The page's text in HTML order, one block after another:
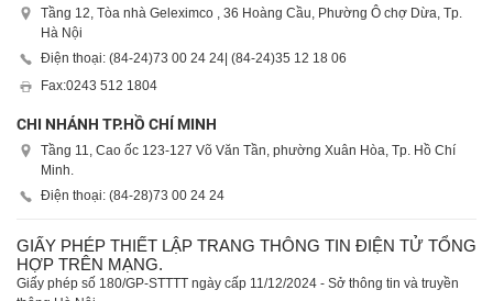
Tầng 12, Tòa nhà Geleximco , 36 Hoàng Cầu, Phường Ô chợ Dừa, Tp.
Hà Nội
Điện thoại: (84-24)73 00 24 24| (84-24)35 12 18 06
Fax:0243 512 1804
CHI NHÁNH TP.HỒ CHÍ MINH
Tầng 11, Cao ốc 123-127 Võ Văn Tần, phường Xuân Hòa, Tp. Hồ Chí
Minh.
Điện thoại: (84-28)73 00 24 24
GIẤY PHÉP THIẾT LẬP TRANG THÔNG TIN ĐIỆN TỬ TỔNG
HỢP TRÊN MẠNG.
Giấy phép số 180/GP-STTTT ngày cấp 11/12/2024 - Sở thông tin và truyền